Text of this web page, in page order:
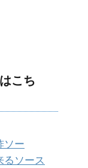
こち
ソー
ソース